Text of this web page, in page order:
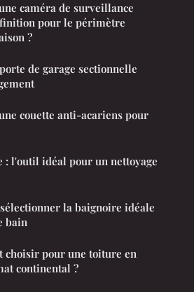
caméra de surveillance
pour le périmètre
?
de garage sectionnelle
couette anti-acariens pour
l'outil idéal pour un nettoyage
la baignoire idéale
bain
choisir pour une toiture en
continental ?